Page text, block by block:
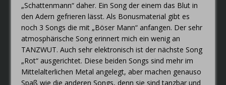
„Schattenmann“ daher. Ein Song der einem das Blut in
den Adern gefrieren lässt. Als Bonusmaterial gibt es
noch 3 Songs die mit „Böser Mann“ anfangen. Der sehr
atmosphärische Song erinnert mich ein wenig an
TANZWUT. Auch sehr elektronisch ist der nächste Song
„Rot“ ausgerichtet. Diese beiden Songs sind mehr im
Mittelalterlichen Metal angelegt, aber machen genauso
Spaß wie die anderen Songs, denn sie sind tanzbar und